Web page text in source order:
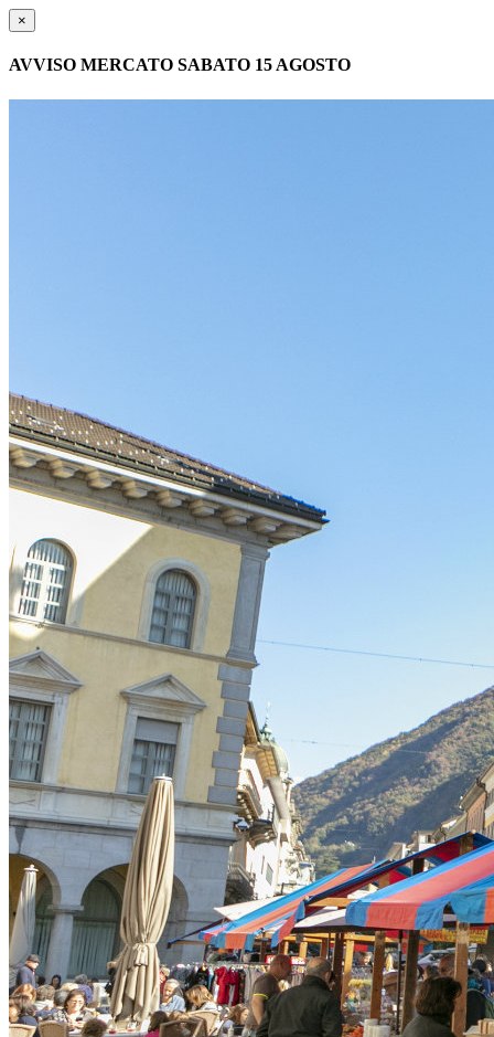
×
AVVISO MERCATO SABATO 15 AGOSTO